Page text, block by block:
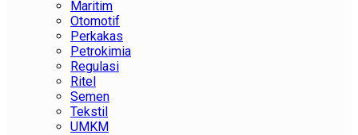
Maritim
Otomotif
Perkakas
Petrokimia
Regulasi
Ritel
Semen
Tekstil
UMKM